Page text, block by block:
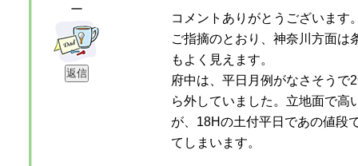
ー
コメントありがとうございます
ご指摘のとおり、神奈川方面は
もよく見えます。
府中は、平日月例がなさそうで
ら外していました。立地面で高
が、18Hの土付平日であの値段
てしまいます。